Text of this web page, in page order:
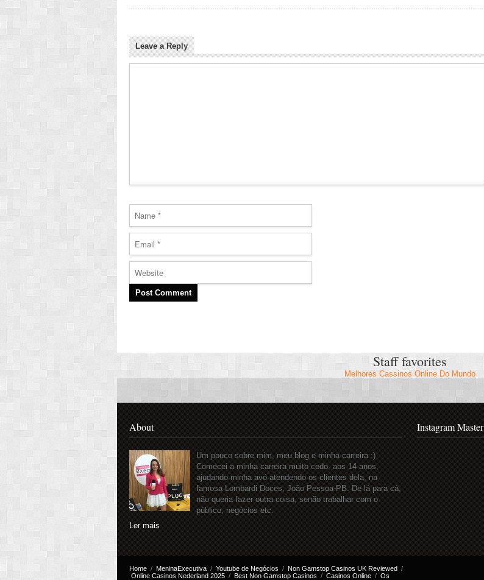
Leave a Reply
Staff favorites
Melhores Cassinos Online Do Mundo
About
Um pouco sobre mim, meu blog e minha carreira :)
Comecei a minha carreira muito cedo, aos 14 anos,
ajudando minha avó atendendo os clientes dela, na
famosa Lombardi Doces, João Pessoa-PB. De lá para cá,
não queria fazer outra coisa, senão trabalhar com o
público, negócios etc.
Ler mais
Instagram Master
Home MeninaExecutiva Youtube de Negócios
Non Gamstop Casinos UK Reviewed
Online Casinos Nederland 2025
Best Non Gamstop Casinos Casinos Online
Os